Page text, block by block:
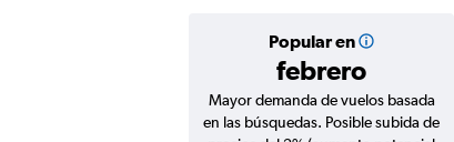
Popular en
febrero
Mayor demanda de vuelos basada
en las búsquedas. Posible subida de